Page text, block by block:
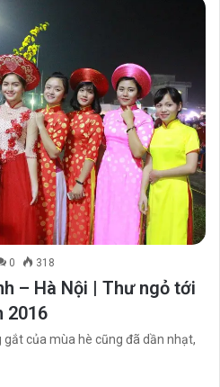
0 318
– Hà Nội | Thư ngỏ tới
2016
gắt của mùa hè cũng đã dần nhạt,